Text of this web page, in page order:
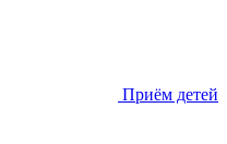
Приём детей